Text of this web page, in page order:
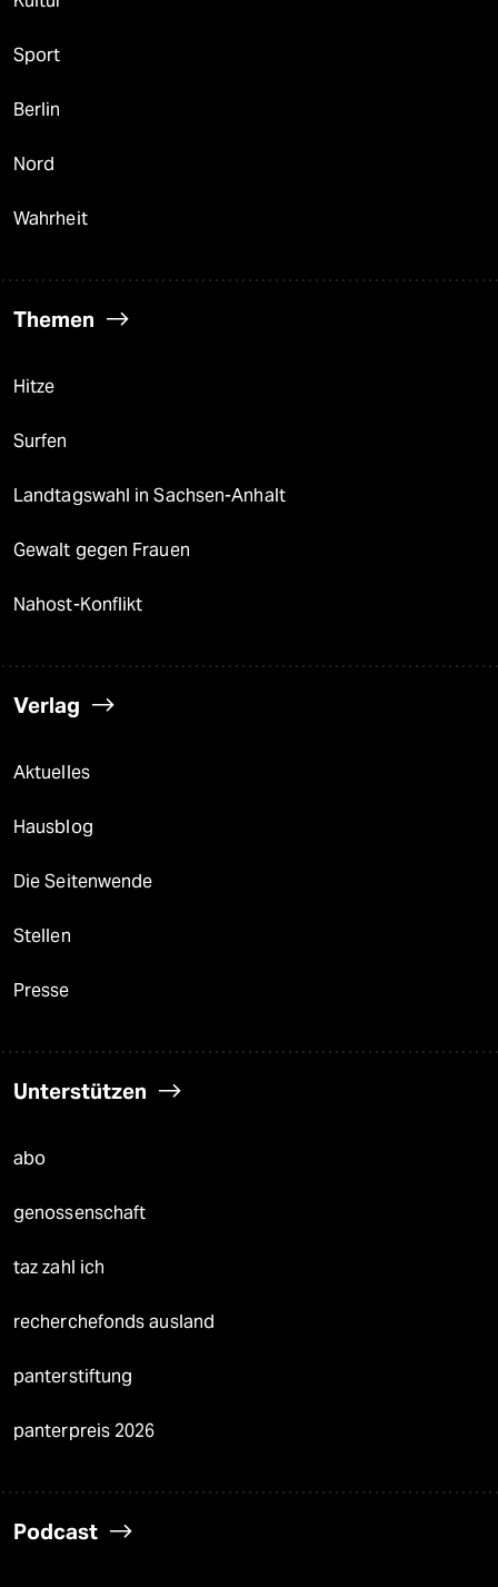
Sport
Berlin
Nord
Wahrheit
Themen
Hitze
Surfen
Landtagswahl in Sachsen-Anhalt
Gewalt gegen Frauen
Nahost-Konflikt
Verlag
Aktuelles
Hausblog
Die Seitenwende
Stellen
Presse
Unterstützen
abo
genossenschaft
taz zahl ich
recherchefonds ausland
panterstiftung
panterpreis 2026
Podcast